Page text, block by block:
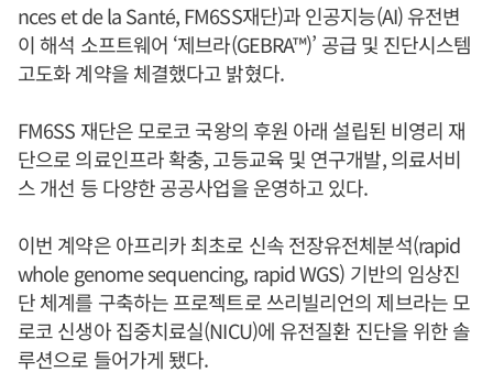
nces et de la Santé, FM6SS재단)과 인공지능(AI) 유전변
이 해석 소프트웨어 ‘제브라(GEBRA™)’ 공급 및 진단시스템
고도화 계약을 체결했다고 밝혔다.
FM6SS 재단은 모로코 국왕의 후원 아래 설립된 비영리 재
단으로 의료인프라 확충, 고등교육 및 연구개발, 의료서비
스 개선 등 다양한 공공사업을 운영하고 있다.
이번 계약은 아프리카 최초로 신속 전장유전체분석(rapid
whole genome sequencing, rapid WGS) 기반의 임상진
단 체계를 구축하는 프로젝트로 쓰리빌리언의 제브라는 모
로코 신생아 집중치료실(NICU)에 유전질환 진단을 위한 솔
루션으로 들어가게 됐다.